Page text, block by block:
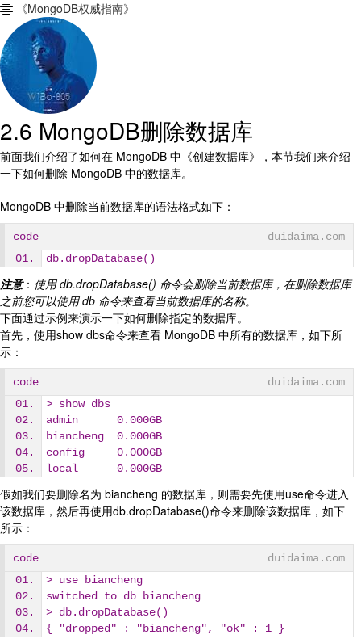
 《MongoDB权威指南》
2.6 MongoDB删除数据库
前面我们介绍了如何在 MongoDB 中《创建数据库》，本节我们来介绍
一下如何删除 MongoDB 中的数据库。
MongoDB 中删除当前数据库的语法格式如下：
code
duidaima.com
db.dropDatabase()
注意： 使用 db.dropDatabase() 命令会删除当前数据库，在删除数据库
之前您可以使用 db 命令来查看当前数据库的名称。
下面通过示例来演示一下如何删除指定的数据库。
首先，使用show dbs命令来查看 MongoDB 中所有的数据库，如下所
示：
code
duidaima.com
> show dbs
admin      0.000GB
biancheng  0.000GB
config     0.000GB
local      0.000GB
假如我们要删除名为 biancheng 的数据库，则需要先使用use命令进入
该数据库，然后再使用db.dropDatabase()命令来删除该数据库，如下
所示：
code
duidaima.com
> use biancheng
switched to db biancheng
> db.dropDatabase()
{ "dropped" : "biancheng", "ok" : 1 }